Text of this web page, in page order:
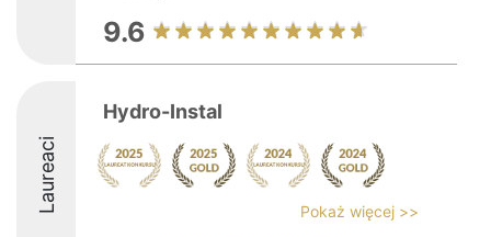
9.6
Laureaci
Hydro-Instal
Pokaż więcej >>